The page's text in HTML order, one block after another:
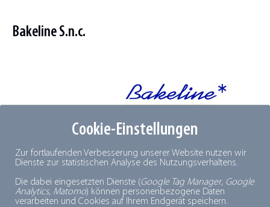
Cookie-Einstellungen
Zur fortlaufenden Verbesserung unserer Website nutzen wir
Dienste zur statistischen Analyse des Nutzungsverhaltens.
Die dabei eingesetzten Dienste (Google Tag Manager, Google
Analytics, Matomo) können personenbezogene Daten
verarbeiten und Cookies auf Ihrem Endgerät speichern.
Bakeline S.n.c.
Z.A. rue André Ampère
F-57350 Schoeneck